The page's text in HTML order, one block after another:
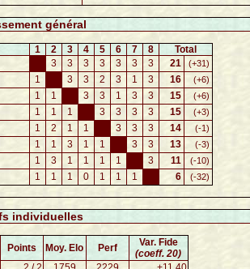
général
1 2 3 4 5 6 7 8
Total
3 3 3 3 3 3 3 21 (+31)
1 3 3 2 3 1 3 16 (+6)
1 1 3 3 1 3 3 15 (+6)
1 1 1 3 3 3 3 15 (+3)
1 2 1 1 3 3 3 14 (-1)
1 1 3 1 1 3 3 13 (-3)
1 3 1 1 1 1 3 11 (-10)
1 1 1 0 1 1 1 6 (-32)
individuelles
Points Moy. Elo Perf
Var. Fide
(coeff. 20)